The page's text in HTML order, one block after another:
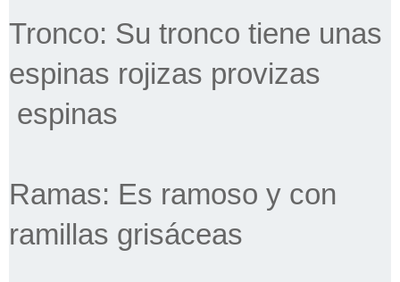
Tronco: Su tronco tiene unas
espinas rojizas provizas
espinas
Ramas: Es ramoso y con
ramillas grisáceas